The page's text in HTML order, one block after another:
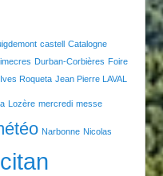
castell
Catalogne
Durban-Corbières Foire
Ives Roqueta Jean Pierre LAVAL
Lozère mercredi messe
Narbonne Nicolas